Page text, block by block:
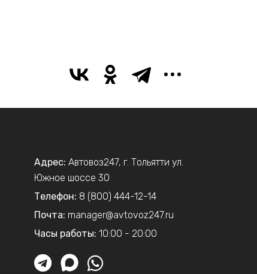
Адрес: Автовоз247, г. Тольятти ул.
Южное шоссе 30
Телефон: 8 (800) 444-12-14
Почта: manager@avtovoz247.ru
Часы работы: 10:00 - 20:00